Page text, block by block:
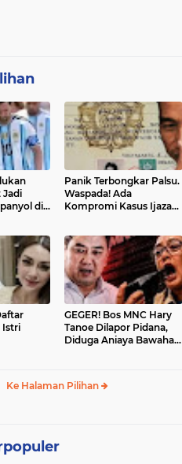
Jadi
di
Panik Terbongkar Palsu.
Waspada! Ada
Kompromi Kasus Ijazah
Istri
GEGER! Bos MNC Hary
Tanoe Dilapor Pidana,
Diduga Aniaya Bawahan,
Ke Halaman Pilihan